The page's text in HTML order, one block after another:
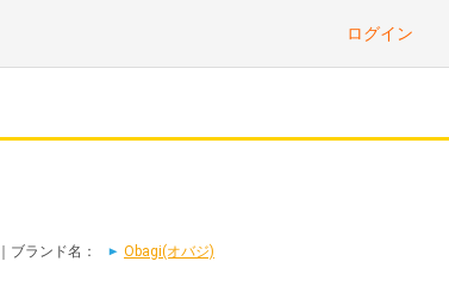
ログイン
｜ブランド名： Obagi(オバジ)